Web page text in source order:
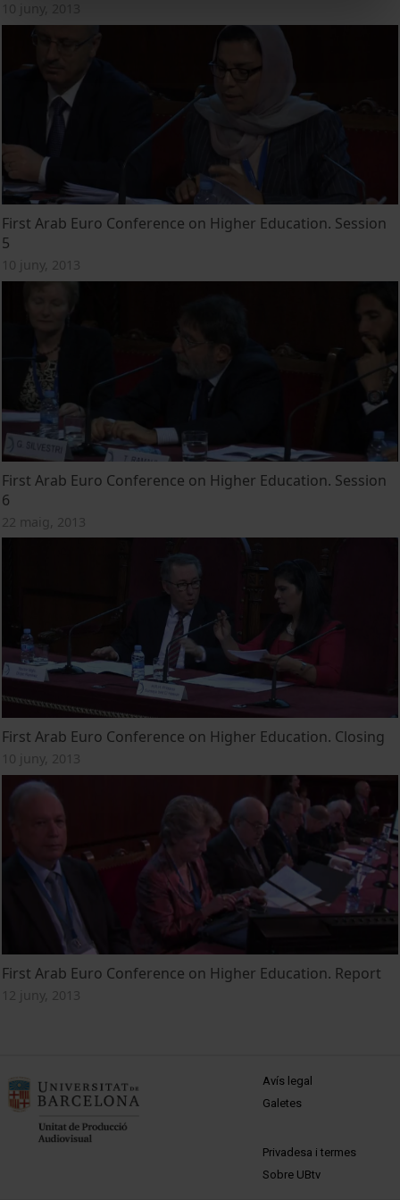
First Arab Euro Conference on Higher Education. Session
5
10 juny, 2013
First Arab Euro Conference on Higher Education. Session
6
22 maig, 2013
First Arab Euro Conference on Higher Education. Closing
10 juny, 2013
First Arab Euro Conference on Higher Education. Report
12 juny, 2013
MENÚ PEU 1
Avís legal
Galetes
PEU 2
Privadesa i termes
Sobre UBtv